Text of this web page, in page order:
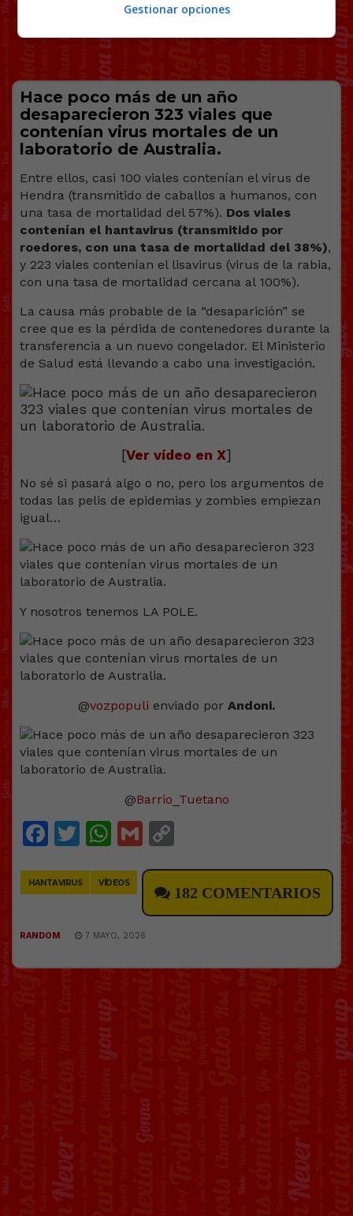
Hace poco más de un año
desaparecieron 323 viales que
contenían virus mortales de un
laboratorio de Australia.
Entre ellos, casi 100 viales contenían el virus de
Hendra (transmitido de caballos a humanos, con
una tasa de mortalidad del 57%). Dos viales
contenían el hantavirus (transmitido por
roedores, con una tasa de mortalidad del 38%),
y 223 viales contenían el lisavirus (virus de la rabia,
con una tasa de mortalidad cercana al 100%).
La causa más probable de la “desaparición” se
cree que es la pérdida de contenedores durante la
transferencia a un nuevo congelador. El Ministerio
de Salud está llevando a cabo una investigación.
[Ver vídeo en X]
No sé si pasará algo o no, pero los argumentos de
todas las pelis de epidemias y zombies empiezan
igual…
Y nosotros tenemos LA POLE.
@vozpopuli enviado por Andoni.
@Barrio_Tuetano
Facebook
Twitter
WhatsApp
Gmail
HANTAVIRUS VÍDEOS
182 COMENTARIOS
RANDOM 7 MAYO, 2026
Gestionar opciones